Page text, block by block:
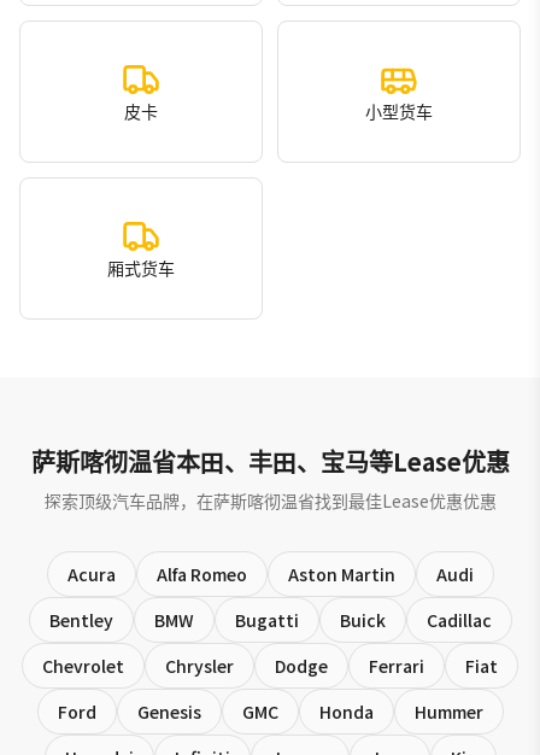
皮卡 小型货车
厢式货车
萨斯喀彻温省本田、丰田、宝马等Lease优惠
探索顶级汽车品牌，在萨斯喀彻温省找到最佳Lease优惠优惠
Acura Alfa Romeo Aston Martin
Audi
Bentley
BMW Bugatti Buick
Cadillac
Chevrolet
Chrysler Dodge Ferrari
Fiat
Ford
Genesis GMC Honda
Hummer